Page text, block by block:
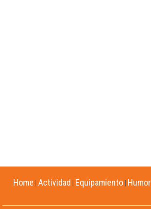
Home Actividad Equipamiento Humor